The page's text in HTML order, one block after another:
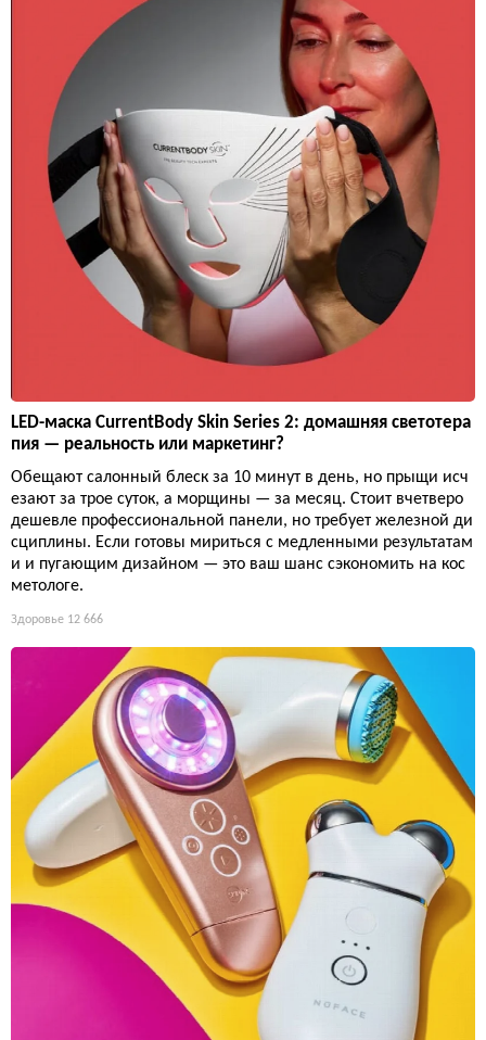
LED-маска CurrentBody Skin Series 2: домашняя светотера
пия — реальность или маркетинг?
Обещают салонный блеск за 10 минут в день, но прыщи исч
езают за трое суток, а морщины — за месяц. Стоит вчетверо
дешевле профессиональной панели, но требует железной ди
сциплины. Если готовы мириться с медленными результатам
и и пугающим дизайном — это ваш шанс сэкономить на кос
метологе.
Здоровье 12 666